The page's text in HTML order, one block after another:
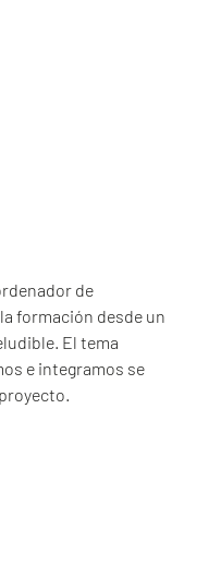
de
formación desde un
El tema
e integramos se